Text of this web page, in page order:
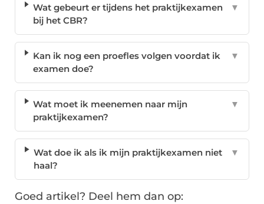
Wat gebeurt er tijdens het praktijkexamen
bij het CBR?
▼
Kan ik nog een proefles volgen voordat ik
examen doe?
▼
Wat moet ik meenemen naar mijn
praktijkexamen?
▼
Wat doe ik als ik mijn praktijkexamen niet
haal?
▼
Goed artikel? Deel hem dan op: